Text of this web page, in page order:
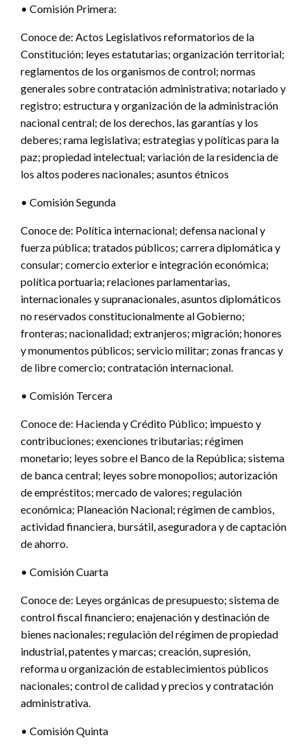
• Comisión Primera:
Conoce de: Actos Legislativos reformatorios de la
Constitución; leyes estatutarias; organización territorial;
reglamentos de los organismos de control; normas
generales sobre contratación administrativa; notariado y
registro; estructura y organización de la administración
nacional central; de los derechos, las garantías y los
deberes; rama legislativa; estrategias y políticas para la
paz; propiedad intelectual; variación de la residencia de
los altos poderes nacionales; asuntos étnicos
• Comisión Segunda
Conoce de: Política internacional; defensa nacional y
fuerza pública; tratados públicos; carrera diplomática y
consular; comercio exterior e integración económica;
política portuaria; relaciones parlamentarias,
internacionales y supranacionales, asuntos diplomáticos
no reservados constitucionalmente al Gobierno;
fronteras; nacionalidad; extranjeros; migración; honores
y monumentos públicos; servicio militar; zonas francas y
de libre comercio; contratación internacional.
• Comisión Tercera
Conoce de: Hacienda y Crédito Público; impuesto y
contribuciones; exenciones tributarias; régimen
monetario; leyes sobre el Banco de la República; sistema
de banca central; leyes sobre monopolios; autorización
de empréstitos; mercado de valores; regulación
económica; Planeación Nacional; régimen de cambios,
actividad financiera, bursátil, aseguradora y de captación
de ahorro.
• Comisión Cuarta
Conoce de: Leyes orgánicas de presupuesto; sistema de
control fiscal financiero; enajenación y destinación de
bienes nacionales; regulación del régimen de propiedad
industrial, patentes y marcas; creación, supresión,
reforma u organización de establecimientos públicos
nacionales; control de calidad y precios y contratación
administrativa.
• Comisión Quinta